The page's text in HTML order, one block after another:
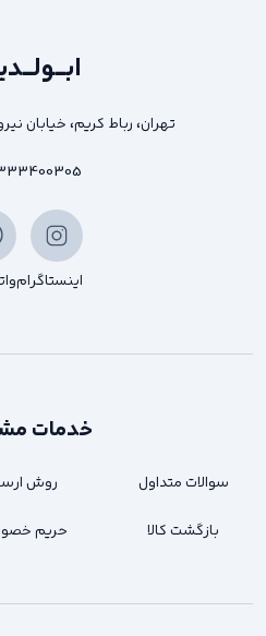
تهران، رباط کریم، خیابان
اینستاگرام
خدمات
سوالات متداول روش
بازگشت کالا
حریم